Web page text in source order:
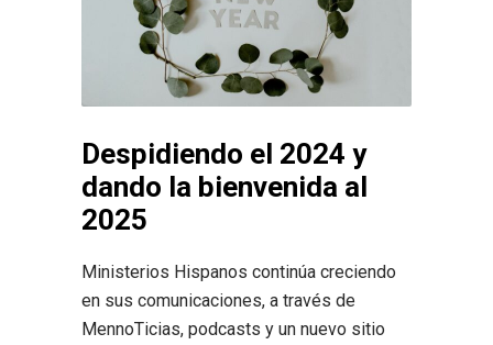
Despidiendo el 2024 y
dando la bienvenida al
2025
Ministerios Hispanos continúa creciendo
en sus comunicaciones, a través de
MennoTicias, podcasts y un nuevo sitio